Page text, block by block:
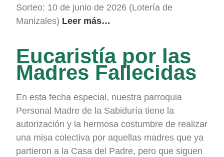
Sorteo: 10 de junio de 2026 (Lotería de
Manizales) Leer más…
Eucaristía por las
Madres Fallecidas
En esta fecha especial, nuestra parroquia
Personal Madre de la Sabiduría tiene la
autorización y la hermosa costumbre de realizar
una misa colectiva por aquellas madres que ya
partieron a la Casa del Padre, pero que siguen